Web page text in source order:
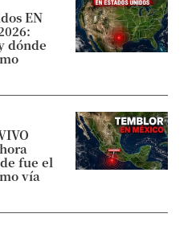
EN
dónde
fue el
vía